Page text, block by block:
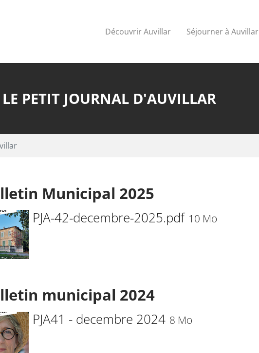
Découvrir Auvillar Séjourner à Auvillar
LE PETIT JOURNAL D'AUVILLAR
Municipal 2025
PJA-42-decembre-2025.pdf 10 Mo
municipal 2024
PJA41 - decembre 2024 8 Mo